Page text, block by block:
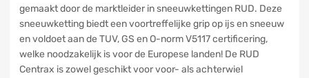
gemaakt door de marktleider in sneeuwkettingen RUD. Deze
sneeuwketting biedt een voortreffelijke grip op ijs en sneeuw
en voldoet aan de TUV, GS en O-norm V5117 certificering,
welke noodzakelijk is voor de Europese landen! De RUD
Centrax is zowel geschikt voor voor- als achterwiel